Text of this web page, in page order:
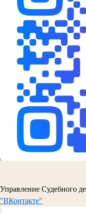
Управление Судебного
"ВКонтакте"